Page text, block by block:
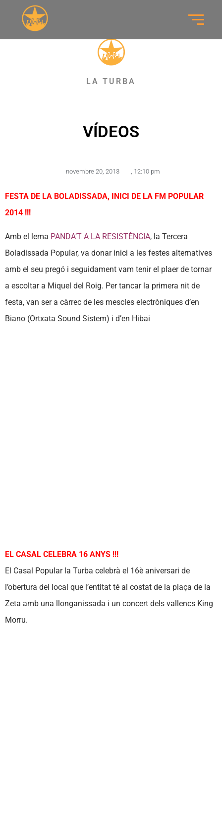
LA TURBA
VÍDEOS
novembre 20, 2013 , 12:10 pm
FESTA DE LA BOLADISSADA, INICI DE LA FM POPULAR
2014 !!!
Amb el lema PANDA’T A LA RESISTÈNCIA, la Tercera
Boladissada Popular, va donar inici a les festes alternatives
amb el seu pregó i seguidament vam tenir el plaer de tornar
a escoltar a Miquel del Roig. Per tancar la primera nit de
festa, van ser a càrrec de les mescles electròniques d’en
Biano (Ortxata Sound Sistem) i d’en Hibai
EL CASAL CELEBRA 16 ANYS !!!
El Casal Popular la Turba celebrà el 16è aniversari de
l’obertura del local que l’entitat té al costat de la plaça de la
Zeta amb una llonganissada i un concert dels vallencs King
Morru.